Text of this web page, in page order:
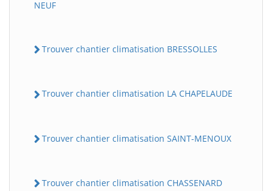
NEUF
Trouver chantier climatisation BRESSOLLES
Trouver chantier climatisation LA CHAPELAUDE
Trouver chantier climatisation SAINT-MENOUX
Trouver chantier climatisation CHASSENARD